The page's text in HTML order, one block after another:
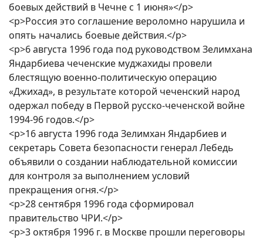
боевых действий в Чечне с 1 июня»</p>
<p>Россия это соглашение вероломно нарушила и
опять начались боевые действия.</p>
<p>6 августа 1996 года под руководством Зелимхана
Яндарбиева чеченские муджахиды провели
блестящую военно-политическую операцию
«Джихад», в результате которой чеченский народ
одержал победу в Первой русско-чеченской войне
1994-96 годов.</p>
<p>16 августа 1996 года Зелимхан Яндарбиев и
секретарь Совета безопасности генерал Лебедь
объявили о создании наблюдательной комиссии
для контроля за выполнением условий
прекращения огня.</p>
<p>28 сентября 1996 года сформировал
правительство ЧРИ.</p>
<p>3 октября 1996 г. в Москве прошли переговоры